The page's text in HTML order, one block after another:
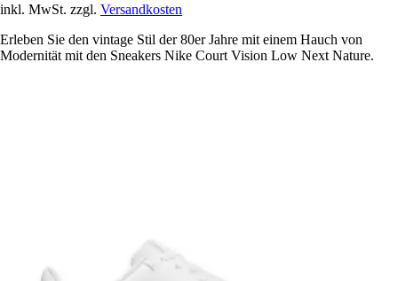
inkl. MwSt. zzgl. Versandkosten
Erleben Sie den vintage Stil der 80er Jahre mit einem Hauch von
Modernität mit den Sneakers Nike Court Vision Low Next Nature.